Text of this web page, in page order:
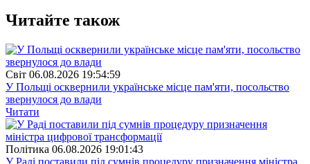
Читайте також
Свiт 06.08.2026 19:54:59
У Польщі осквернили українське місце пам'яти, посольство
звернулося до влади
Читати
Полiтика 06.08.2026 19:01:43
У Раді поставили під сумнів процедуру призначення міністра